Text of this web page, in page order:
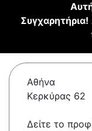
Συγχαρητήρια!
Αθήνα
Κερκύρας 62
Δείτε το